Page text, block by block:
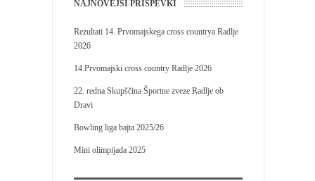
NAJNOVEJŠI PRISPEVKI
Rezultati 14. Prvomajskega cross countrya Radlje
2026
14.Prvomajski cross country Radlje 2026
22. redna Skupščina Športne zveze Radlje ob
Dravi
Bowling liga bajta 2025/26
Mini olimpijada 2025